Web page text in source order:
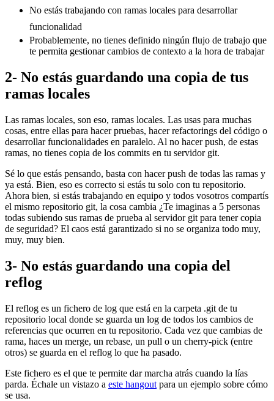
No estás trabajando con ramas locales para desarrollar
funcionalidad
Probablemente, no tienes definido ningún flujo de trabajo que
te permita gestionar cambios de contexto a la hora de trabajar
2- No estás guardando una copia de tus
ramas locales
Las ramas locales, son eso, ramas locales. Las usas para muchas
cosas, entre ellas para hacer pruebas, hacer refactorings del código o
desarrollar funcionalidades en paralelo. Al no hacer push, de estas
ramas, no tienes copia de los commits en tu servidor git.
Sé lo que estás pensando, basta con hacer push de todas las ramas y
ya está. Bien, eso es correcto si estás tu solo con tu repositorio.
Ahora bien, si estás trabajando en equipo y todos vosotros compartís
el mismo repositorio git, la cosa cambia ¿Te imaginas a 5 personas
todas subiendo sus ramas de prueba al servidor git para tener copia
de seguridad? El caos está garantizado si no se organiza todo muy,
muy, muy bien.
3- No estás guardando una copia del
reflog
El reflog es un fichero de log que está en la carpeta .git de tu
repositorio local donde se guarda un log de todos los cambios de
referencias que ocurren en tu repositorio. Cada vez que cambias de
rama, haces un merge, un rebase, un pull o un cherry-pick (entre
otros) se guarda en el reflog lo que ha pasado.
Este fichero es el que te permite dar marcha atrás cuando la lías
parda. Échale un vistazo a este hangout para un ejemplo sobre cómo
se usa.